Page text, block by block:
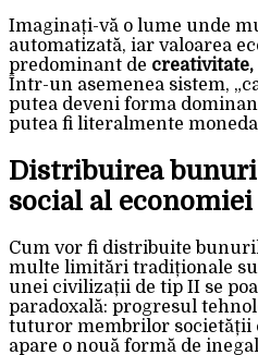
Imaginați-vă o lume unde
automatizată, iar valoarea
predominant de
Într-un asemenea sistem,
putea deveni forma
putea fi literalmente
Distribuirea
social al
Cum vor fi distribuite
multe limitări tradiționale
unei civilizații de tip II se
paradoxală: progresul
tuturor membrilor societății
apare o nouă formă de